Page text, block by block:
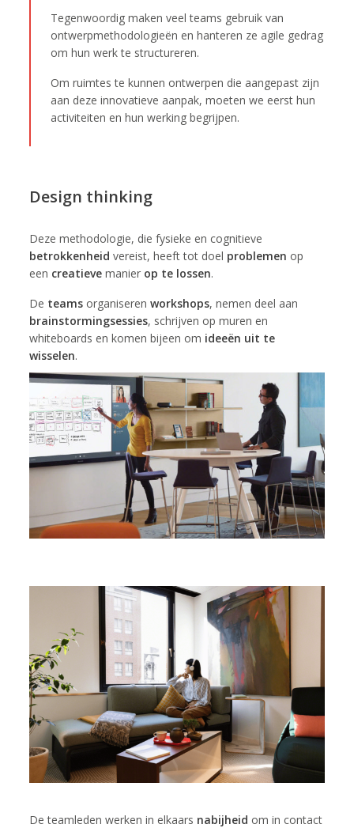
Tegenwoordig maken veel teams gebruik van
ontwerpmethodologieën en hanteren ze agile gedrag
om hun werk te structureren.
Om ruimtes te kunnen ontwerpen die aangepast zijn
aan deze innovatieve aanpak, moeten we eerst hun
activiteiten en hun werking begrijpen.
Design thinking
Deze methodologie, die fysieke en cognitieve
betrokkenheid vereist, heeft tot doel problemen op
een creatieve manier op te lossen.
De teams organiserenworkshops, nemen deel aan
brainstormingsessies, schrijven op muren en
whiteboards en komen bijeen om ideeën uit te
wisselen.
De teamleden werken in elkaars nabijheid om in contact